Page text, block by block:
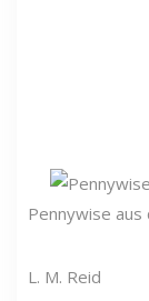
Pennywise aus
L. M. Reid